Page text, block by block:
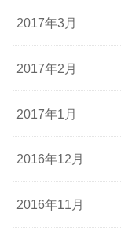
2017年3月
2017年2月
2017年1月
2016年12月
2016年11月